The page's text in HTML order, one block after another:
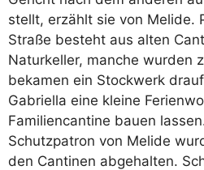
stellt, erzählt sie von Melide.
Straße besteht aus alten
Naturkeller, manche wurden
bekamen ein Stockwerk
Gabriella eine kleine
Familiencantine bauen
Schutzpatron von Melide
den Cantinen abgehalten.